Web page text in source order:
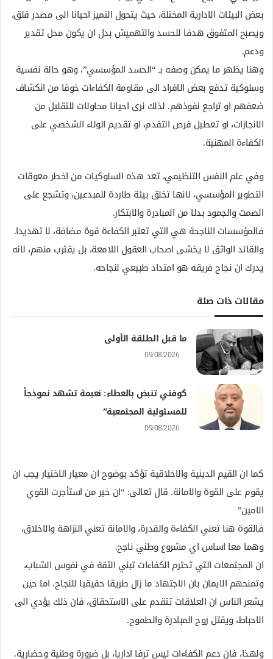
بعض البيئات الادارية المختلة، حيث يتحول التميز احيانا الى مصدر قلق،
ويصبح المتفوق هدفا للحسد والتهميش بدل ان يكون محل تقدير
ودعم.
وهنا يظهر ما يمكن وصفه بـ “الحسد المؤسسي”، وهو حالة نفسية
وسلوكية تدفع بعض الافراد الى مقاومة الكفاءات خوفا من انكشاف
ضعفهم او تراجع نفوذهم. لذلك نرى احيانا محاولات للتقليل من
الانجازات، او تعطيل فرص التقدم، او تقديم الولاء الشخصي على
الكفاءة المهنية.
وفي علم النفس التنظيمي، تعد هذه السلوكيات من اخطر معوقات
التطوير المؤسسي، لانها تخلق بيئة طاردة للمبدعين، وتشجع على
الصمت والجمود بدلا من المبادرة والابتكار.
فالمؤسسات الناجحة هي التي تعتبر الكفاءة قوة مضافة، لا تهديدا.
والقائد الواثق لا يخشى اصحاب العقول اللامعة، بل يقترب منهم، لانه
يدرك ان نجاح فريقه هو امتداد طبيعي لنجاحه.
مقالات ذات صلة
ما قبل الطلقة الأولى
09/08/2026
كوفتي تنبض بالعطاء: نعيمة تشهد نموذجاً
للمسئولية المجتمعية”
09/08/2026
كما ان القيم الدينية والاخلاقية تؤكد بوضوح ان معيار الاختيار يجب ان
يقوم على القوة والامانة. قال تعالى: “ان خير من استأجرت القوي
الامين”
فالقوة هنا تعني الكفاءة والقدرة، والامانة تعني النزاهة والاخلاق،
وهما معا اساس اي مشروع وطني ناجح.
ان المجتمعات التي تحترم الكفاءات تبني الثقة في نفوس الشباب،
وتمنحهم الايمان بان الاجتهاد ما زال طريقا حقيقيا للنجاح. اما حين
يشعر الناس ان العلاقات تتقدم على الاستحقاق، فان ذلك يؤدي الى
الاحباط، ويقتل روح المبادرة والطموح.
ولهذا، فان دعم الكفاءات ليس ترفا اداريا، بل ضرورة وطنية وحضارية.